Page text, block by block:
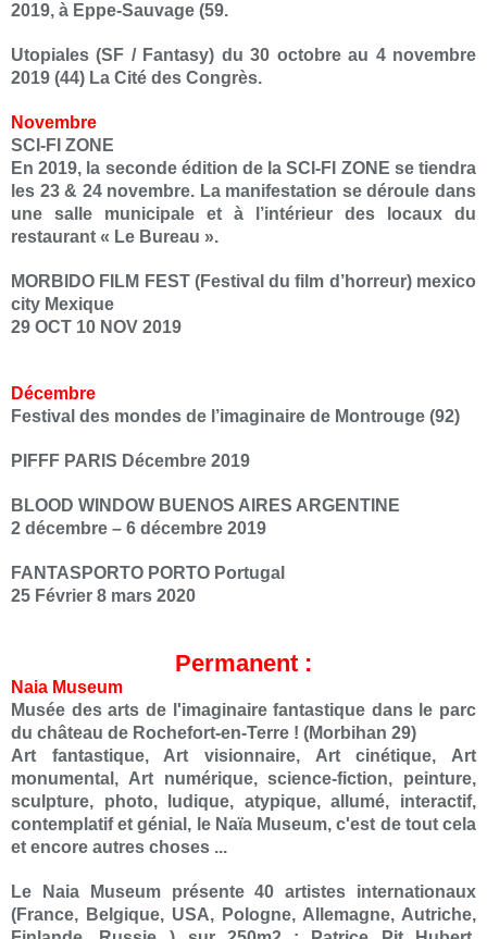
2019, à Eppe-Sauvage (59.
Utopiales (SF / Fantasy) du 30 octobre au 4 novembre
2019 (44) La Cité des Congrès.
Novembre
SCI-FI ZONE
En 2019, la seconde édition de la SCI-FI ZONE se tiendra
les 23 & 24 novembre. La manifestation se déroule dans
une salle municipale et à l’intérieur des locaux du
restaurant « Le Bureau ».
MORBIDO FILM FEST (Festival du film d’horreur) mexico
city Mexique
29 OCT 10 NOV 2019
Décembre
Festival des mondes de l’imaginaire de Montrouge (92)
PIFFF PARIS Décembre 2019
BLOOD WINDOW BUENOS AIRES ARGENTINE
2 décembre – 6 décembre 2019
FANTASPORTO PORTO Portugal
25 Février 8 mars 2020
Permanent :
Naia Museum
Musée des arts de l'imaginaire fantastique dans le parc
du château de Rochefort-en-Terre ! (Morbihan 29)
Art fantastique, Art visionnaire, Art cinétique, Art
monumental, Art numérique, science-fiction, peinture,
sculpture, photo, ludique, atypique, allumé, interactif,
contemplatif et génial, le Naïa Museum, c'est de tout cela
et encore autres choses ...
Le Naia Museum présente 40 artistes internationaux
(France, Belgique, USA, Pologne, Allemagne, Autriche,